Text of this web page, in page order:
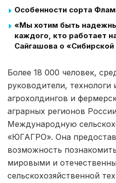
Особенности сорта
«Мы хотим быть
каждого, кто работает
Сайгашова о
Более 18 000 человек,
руководители, технологи
агрохолдингов и
аграрных регионов
Международную
«ЮГАГРО». Она
возможность
мировыми и
сельскохозяйственной